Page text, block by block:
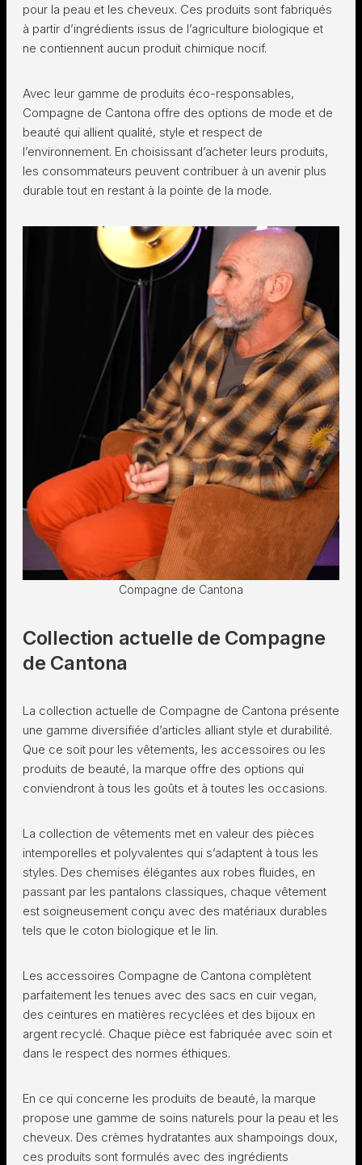
pour la peau et les cheveux. Ces produits sont fabriqués
à partir d’ingrédients issus de l’agriculture biologique et
ne contiennent aucun produit chimique nocif.
Avec leur gamme de produits éco-responsables,
Compagne de Cantona offre des options de mode et de
beauté qui allient qualité, style et respect de
l’environnement. En choisissant d’acheter leurs produits,
les consommateurs peuvent contribuer à un avenir plus
durable tout en restant à la pointe de la mode.
Compagne de Cantona
Collection actuelle de Compagne
de Cantona
La collection actuelle de Compagne de Cantona présente
une gamme diversifiée d’articles alliant style et durabilité.
Que ce soit pour les vêtements, les accessoires ou les
produits de beauté, la marque offre des options qui
conviendront à tous les goûts et à toutes les occasions.
La collection de vêtements met en valeur des pièces
intemporelles et polyvalentes qui s’adaptent à tous les
styles. Des chemises élégantes aux robes fluides, en
passant par les pantalons classiques, chaque vêtement
est soigneusement conçu avec des matériaux durables
tels que le coton biologique et le lin.
Les accessoires Compagne de Cantona complètent
parfaitement les tenues avec des sacs en cuir vegan,
des ceintures en matières recyclées et des bijoux en
argent recyclé. Chaque pièce est fabriquée avec soin et
dans le respect des normes éthiques.
En ce qui concerne les produits de beauté, la marque
propose une gamme de soins naturels pour la peau et les
cheveux. Des crèmes hydratantes aux shampoings doux,
ces produits sont formulés avec des ingrédients